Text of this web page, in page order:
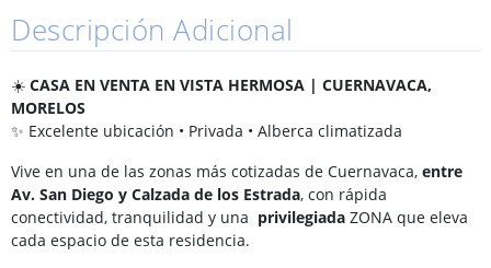
Descripción Adicional
☀️ CASA EN VENTA EN VISTA HERMOSA | CUERNAVACA,
MORELOS
✨ Excelente ubicación • Privada • Alberca climatizada
Vive en una de las zonas más cotizadas de Cuernavaca, entre
Av. San Diego y Calzada de los Estrada, con rápida
conectividad, tranquilidad y una privilegiada ZONA que eleva
cada espacio de esta residencia.